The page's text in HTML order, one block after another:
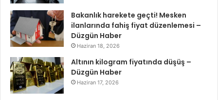
Bakanlık harekete geçti! Mesken
ilanlarında fahiş fiyat düzenlemesi –
Düzgün Haber
Haziran 18, 2026
Altının kilogram fiyatında düşüş –
Düzgün Haber
Haziran 17, 2026